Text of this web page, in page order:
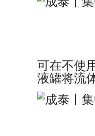
可在不使
液罐将流